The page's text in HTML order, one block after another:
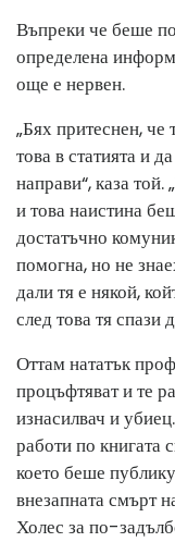
Въпреки че беше
определена
още е нервен.
„Бях притеснен,
това в статията и
направи“, каза
и това наистина
достатъчно
помогна, но не
дали тя е някой,
след това тя спази
Оттам нататък
процъфтяват и те
изнасилвач и
работи по книгата
което беше
внезапната смърт
Холес за по-